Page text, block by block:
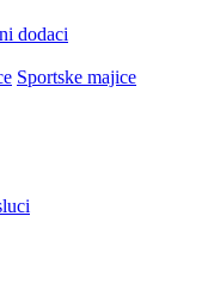
dodaci
Sportske majice